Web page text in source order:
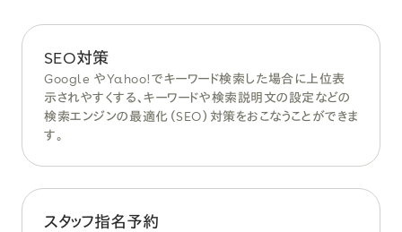
SEO対策
Google やYahoo!でキーワード検索した場合に上位表
示されやすくする、キーワードや検索説明文の設定などの
検索エンジンの最適化（SEO）対策をおこなうことができま
す。
スタッフ指名予約